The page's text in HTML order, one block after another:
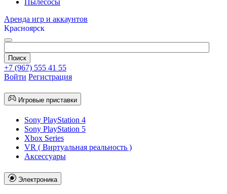
Пылесосы
Аренда игр и аккаунтов
Красноярск
+7 (967) 555 41 55
Войти Регистрация
Игровые приставки
Sony PlayStation 4
Sony PlayStation 5
Xbox Series
VR ( Виртуальная реальность )
Аксессуары
Электроника